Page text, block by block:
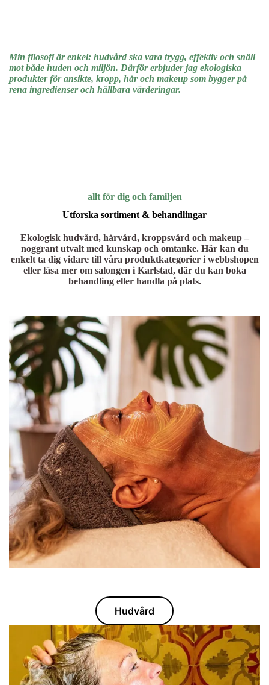
Min filosofi är enkel: hudvård ska vara trygg, effektiv och snäll
mot både huden och miljön. Därför erbjuder jag ekologiska
produkter för ansikte, kropp, hår och makeup som bygger på
rena ingredienser och hållbara värderingar.
allt för dig och familjen
Utforska sortiment & behandlingar
Ekologisk hudvård, hårvård, kroppsvård och makeup –
noggrant utvalt med kunskap och omtanke. Här kan du
enkelt ta dig vidare till våra produktkategorier i webbshopen
eller läsa mer om salongen i Karlstad, där du kan boka
behandling eller handla på plats.
Hudvård